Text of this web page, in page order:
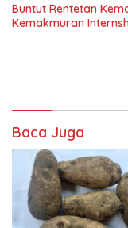
Buntut Rentetan
Kemakmuran
Baca Juga